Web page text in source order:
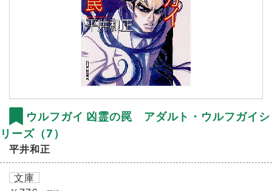
ウルフガイ 凶霊の罠 アダルト・ウルフガイシ
リーズ（7）
平井和正
文庫